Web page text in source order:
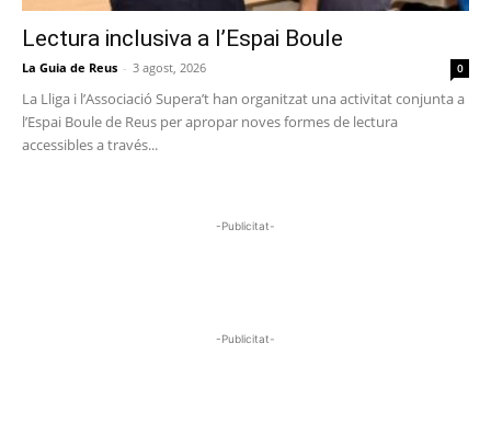
Lectura inclusiva a l’Espai Boule
La Guia de Reus - 3 agost, 2026 0
La Lliga i l’Associació Supera’t han organitzat una activitat conjunta a
l’Espai Boule de Reus per apropar noves formes de lectura
accessibles a través...
-Publicitat-
-Publicitat-